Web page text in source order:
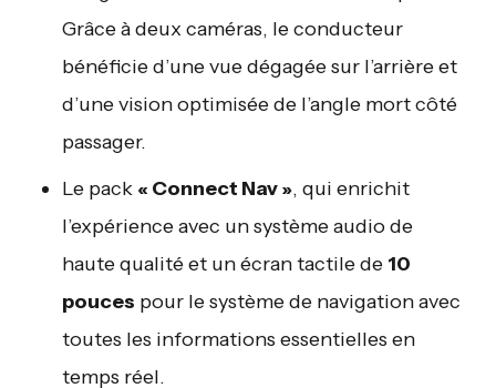
Grâce à deux caméras, le conducteur
bénéficie d’une vue dégagée sur l’arrière et
d’une vision optimisée de l’angle mort côté
passager.
Le pack « Connect Nav », qui enrichit
l’expérience avec un système audio de
haute qualité et un écran tactile de 10
pouces pour le système de navigation avec
toutes les informations essentielles en
temps réel.